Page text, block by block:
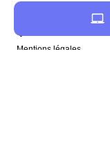
Qui sommes-nous ?
Mentions légales